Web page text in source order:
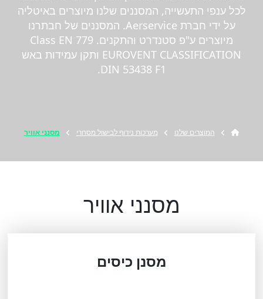
לכל ענפי התעשייה, המסננים שלנו מיוצרים באיטליה
על ידי חברת Aerservice. המסננים של חבתרנו
מיוצרים ע"פ סטנדרט והתקנים. Class EN 779
EUROVENT CLASSIFICATION ותקן עמידות באש
DIN 53438 F1.
המוצרים שלנו מערכות נידוף לבישול מסחרי מסנני אוויר
מסנני אוויר
מסנן כיסים